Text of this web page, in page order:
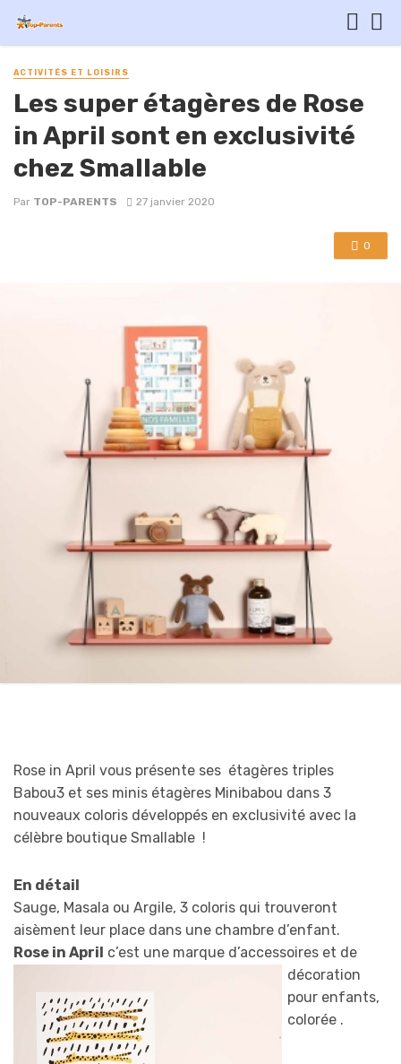
ACTIVITÉS ET LOISIRS
Les super étagères de Rose
in April sont en exclusivité
chez Smallable
Par TOP-PARENTS 27 janvier 2020
0
Rose in April vous présente ses étagères triples
Babou3 et ses minis étagères Minibabou dans 3
nouveaux coloris développés en exclusivité avec la
célèbre boutique Smallable !
En détail
Sauge, Masala ou Argile, 3 coloris qui trouveront
aisèment leur place dans une chambre d’enfant.
Rose in April c’est une marque d’accessoires et de
décoration
pour enfants,
colorée .